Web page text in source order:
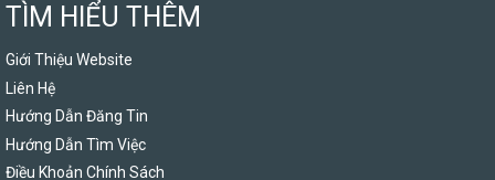
TÌM HIỂU THÊM
Giới Thiệu Website
Liên Hệ
Hướng Dẫn Đăng Tin
Hướng Dẫn Tìm Việc
Điều Khoản Chính Sách